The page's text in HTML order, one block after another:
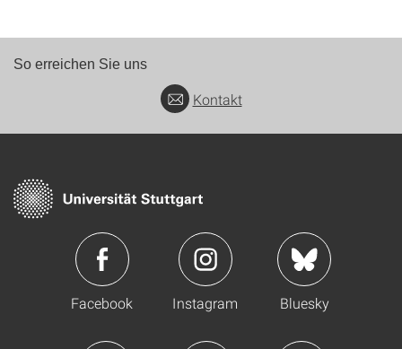
So erreichen Sie uns
Kontakt
Facebook Instagram Bluesky